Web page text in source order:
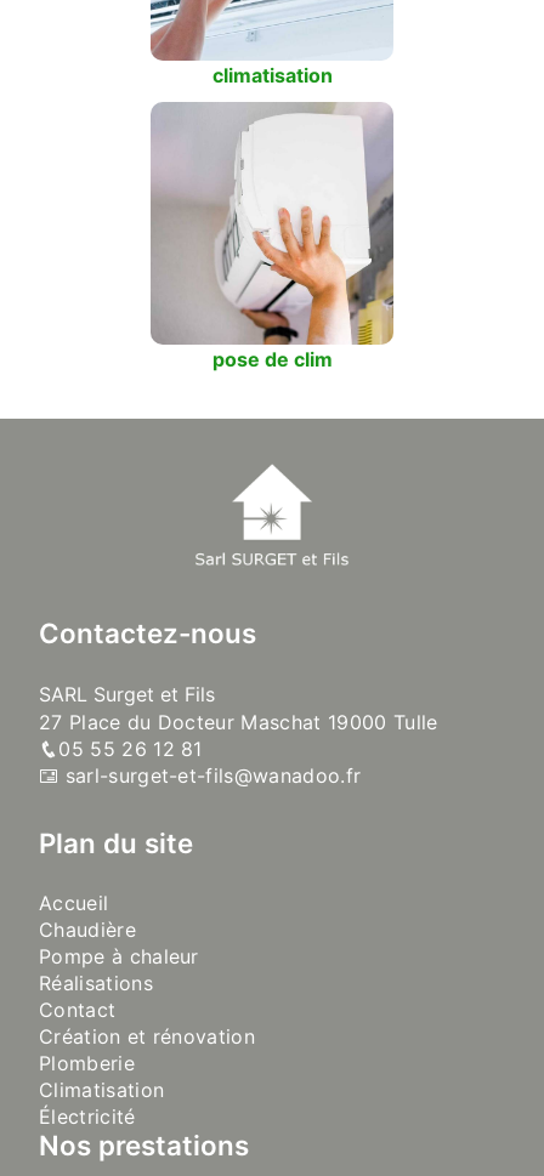
climatisation
pose de clim
Contactez-nous
SARL Surget et Fils
27 Place du Docteur Maschat 19000 Tulle
05 55 26 12 81
sarl-surget-et-fils@wanadoo.fr
Plan du site
Accueil
Chaudière
Pompe à chaleur
Réalisations
Contact
Création et rénovation
Plomberie
Climatisation
Électricité
Nos prestations